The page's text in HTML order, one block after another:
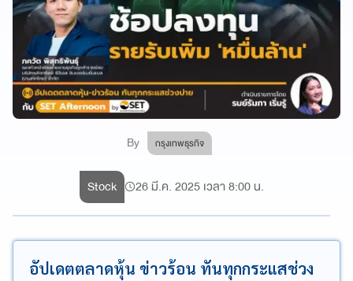
By กรุงเทพธุรกิจ
Stock 26 มี.ค. 2025 เวลา 8:00 น.
อัปเดตตลาดหุ้น ข่าวร้อน ทันทุกกระแสช่วง